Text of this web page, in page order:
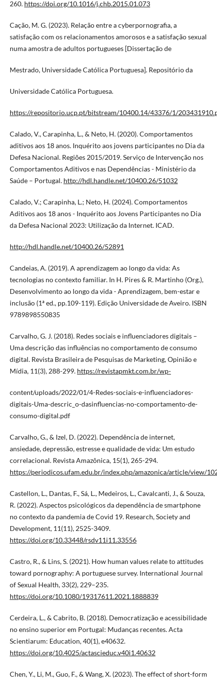
260. https://doi.org/10.1016/j.chb.2015.01.073
Cação, M. G. (2023). Relação entre a cyberpornografia, a
satisfação com os relacionamentos amorosos e a satisfação sexual
numa amostra de adultos portugueses [Dissertação de
Mestrado, Universidade Católica Portuguesa]. Repositório da
Universidade Católica Portuguesa.
https://repositorio.ucp.pt/bitstream/10400.14/43376/1/
Calado, V., Carapinha, L., & Neto, H. (2020). Comportamentos
aditivos aos 18 anos. Inquérito aos jovens participantes no Dia da
Defesa Nacional. Regiões 2015/2019. Serviço de Intervenção nos
Comportamentos Aditivos e nas Dependências - Ministério da
Saúde – Portugal. http://hdl.handle.net/10400.26/51032
Calado, V.; Carapinha, L.; Neto, H. (2024). Comportamentos
Aditivos aos 18 anos - Inquérito aos Jovens Participantes no Dia
da Defesa Nacional 2023: Utilização da Internet. ICAD.
http://hdl.handle.net/10400.26/52891
Candeias, A. (2019). A aprendizagem ao longo da vida: As
tecnologias no contexto familiar. In H. Pires & R. Martinho (Org.),
Desenvolvimento ao longo da vida - Aprendizagem, bem-estar e
inclusão (1ª ed., pp.109-119). Edição Universidade de Aveiro. ISBN
9789898550835
Carvalho, G. J. (2018). Redes sociais e influenciadores digitais –
Uma descrição das influências no comportamento de consumo
digital. Revista Brasileira de Pesquisas de Marketing, Opinião e
Mídia, 11(3), 288-299. https://revistapmkt.com.br/wp-
content/uploads/2022/01/4-Redes-sociais-e-influenciadores-
digitais-Uma-descric_o-dasinfluencias-no-comportamento-de-
consumo-digital.pdf
Carvalho, G., & Izel, D. (2022). Dependência de internet,
ansiedade, depressão, estresse e qualidade de vida: Um estudo
correlacional. Revista Amazônica, 15(1), 265-294.
https://periodicos.ufam.edu.br/index.php/amazonica/article/view/
Castellon, L., Dantas, F., Sá, L., Medeiros, L., Cavalcanti, J., & Souza,
R. (2022). Aspectos psicológicos da dependência de smartphone
no contexto da pandemia de Covid 19. Research, Society and
Development, 11(11), 2525-3409.
https://doi.org/10.33448/rsdv11i11.33556
Castro, R., & Lins, S. (2021). How human values relate to attitudes
toward pornography: A portuguese survey. International Journal
of Sexual Health, 33(2), 229–235.
https://doi.org/10.1080/19317611.2021.1888839
Cerdeira, L., & Cabrito, B. (2018). Democratização e acessibilidade
no ensino superior em Portugal: Mudanças recentes. Acta
Scientiarum: Education, 40(1), e40632.
https://doi.org/10.4025/actascieduc.v40i1.40632
Chen, Y., Li, M., Guo, F., & Wang, X. (2023). The effect of short-form